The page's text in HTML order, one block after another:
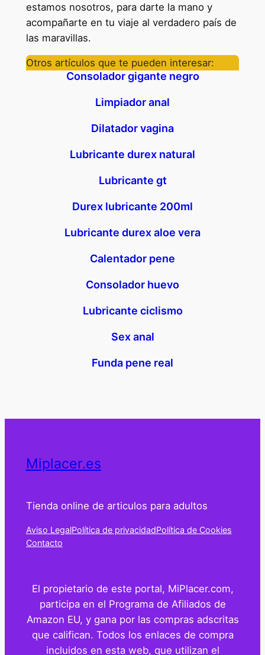
estamos nosotros, para darte la mano y
acompañarte en tu viaje al verdadero país de
las maravillas.
Otros artículos que te pueden interesar:
Consolador gigante negro
Limpiador anal
Dilatador vagina
Lubricante durex natural
Lubricante gt
Durex lubricante 200ml
Lubricante durex aloe vera
Calentador pene
Consolador huevo
Lubricante ciclismo
Sex anal
Funda pene real
Miplacer.es
Tienda online de articulos para adultos
Aviso LegalPolítica de privacidadPolítica de Cookies
Contacto
El propietario de este portal, MiPlacer.com,
participa en el Programa de Afiliados de
Amazon EU, y gana por las compras adscritas
que califican. Todos los enlaces de compra
incluidos en esta web, que utilizan el